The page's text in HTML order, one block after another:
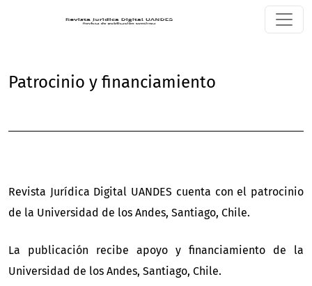
Patrocinio y financiamiento
Revista Jurídica Digital UANDES cuenta con el patrocinio
de la Universidad de los Andes, Santiago, Chile.
La publicación recibe apoyo y financiamiento de la
Universidad de los Andes, Santiago, Chile.